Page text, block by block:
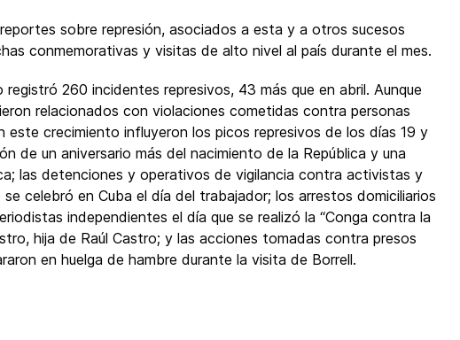
sobre represión, asociados a esta y a otros sucesos
conmemorativas y visitas de alto nivel al país durante el mes.
260 incidentes represivos, 43 más que en abril. Aunque
relacionados con violaciones cometidas contra personas
crecimiento influyeron los picos represivos de los días 19 y
de un aniversario más del nacimiento de la República y una
las detenciones y operativos de vigilancia contra activistas y
celebró en Cuba el día del trabajador; los arrestos domiciliarios
independientes el día que se realizó la “Conga contra la
hija de Raúl Castro; y las acciones tomadas contra presos
en huelga de hambre durante la visita de Borrell.